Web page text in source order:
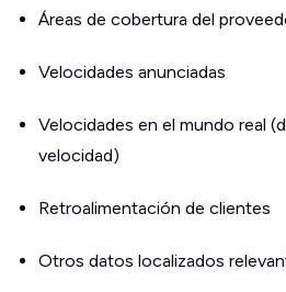
Áreas de cobertura del
Velocidades anunciadas
Velocidades en el mundo real
velocidad)
Retroalimentación de clientes
Otros datos localizados